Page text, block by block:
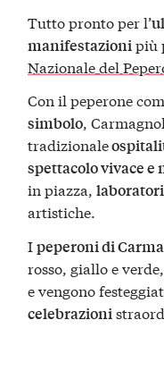
Tutto pronto per l’
manifestazionipiù
Nazionale del
Con il peperone
simbolo,
tradizionale
spettacolo vivace
in piazza,
artistiche.
Ipeperoni di
rosso, giallo e
e vengono
celebrazioni